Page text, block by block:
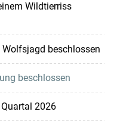
Wildtierriss
beschlossen
beschlossen
2026